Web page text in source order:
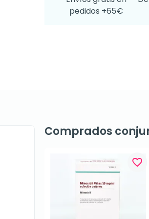
pedidos +65€
Comprados
favorite_border